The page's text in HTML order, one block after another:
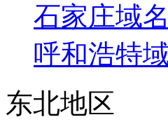
石家庄域
呼和浩特
东北地区